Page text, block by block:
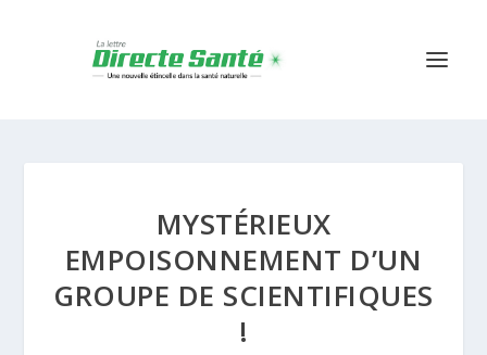
MYSTÉRIEUX
EMPOISONNEMENT D’UN
GROUPE DE SCIENTIFIQUES
!